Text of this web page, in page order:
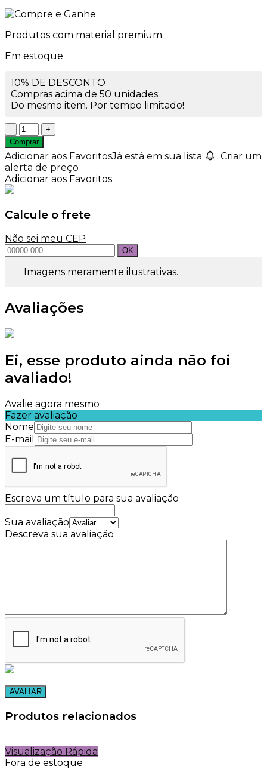
Produtos com material premium.
Em estoque
10% DE DESCONTO
Compras acima de 50 unidades.
Do mesmo item. Por tempo limitado!
Corante
Pó
Vela
Azul
7gr
quantidade
Comprar
Adicionar aos FavoritosJá está em sua lista
Criar um
alerta de preço
Adicionar aos Favoritos
Calcule o frete
Não sei meu CEP
Imagens meramente ilustrativas.
Avaliações
Ei, esse produto ainda não foi
avaliado!
Avalie agora mesmo
Fazer avaliação
Nome
E-mail
Escreva um título para sua avaliação
Sua avaliação
Descreva sua avaliação
Produtos relacionados
Visualização Rápida
Fora de estoque